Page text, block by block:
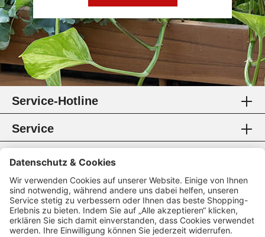
Service-Hotline
Service
Information
Rechtliches
Zahlungsmethoden